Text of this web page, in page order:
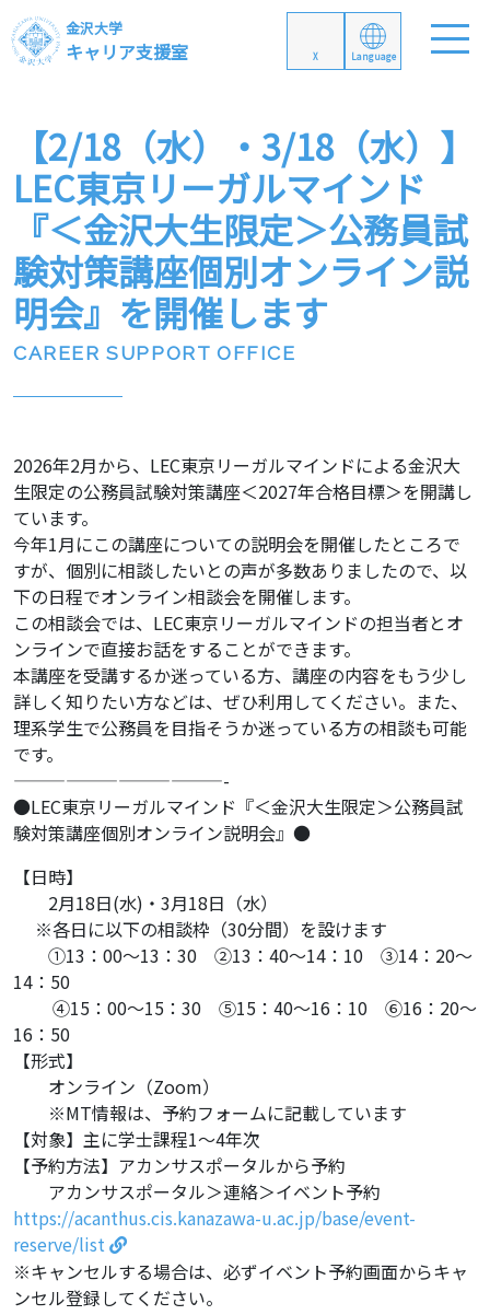
金沢大学
キャリア支援室
【2/18（水）・3/18（水）】
LEC東京リーガルマインド
『＜金沢大生限定＞公務員試
験対策講座個別オンライン説
明会』を開催します
CAREER SUPPORT OFFICE
2026年2月から、LEC東京リーガルマインドによる金沢大
生限定の公務員試験対策講座＜2027年合格目標＞を開講し
ています。
今年1月にこの講座についての説明会を開催したところで
すが、個別に相談したいとの声が多数ありましたので、以
下の日程でオンライン相談会を開催します。
この相談会では、LEC東京リーガルマインドの担当者とオ
ンラインで直接お話をすることができます。
本講座を受講するか迷っている方、講座の内容をもう少し
詳しく知りたい方などは、ぜひ利用してください。また、
理系学生で公務員を目指そうか迷っている方の相談も可能
です。
————————————-
●LEC東京リーガルマインド『＜金沢大生限定＞公務員試
験対策講座個別オンライン説明会』●
【日時】
2月18日(水)・3月18日（水）
※各日に以下の相談枠（30分間）を設けます
①13：00～13：30 ②13：40～14：10 ③14：20～
14：50
④15：00～15：30 ⑤15：40～16：10 ⑥16：20～
16：50
【形式】
オンライン（Zoom）
※MT情報は、予約フォームに記載しています
【対象】主に学士課程1～4年次
【予約方法】アカンサスポータルから予約
アカンサスポータル＞連絡＞イベント予約
https://acanthus.cis.kanazawa-u.ac.jp/base/event-
reserve/list
※キャンセルする場合は、必ずイベント予約画面からキャ
ンセル登録してください。
Language
X